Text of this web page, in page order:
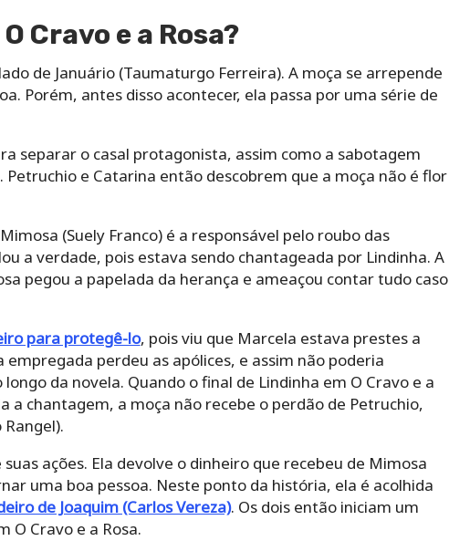
Cravo e a Rosa?
de Januário (Taumaturgo Ferreira). A moça se arrepende
Porém, antes disso acontecer, ela passa por uma série de
separar o casal protagonista, assim como a sabotagem
e Catarina então descobrem que a moça não é flor
(Suely Franco) é a responsável pelo roubo das
a verdade, pois estava sendo chantageada por Lindinha. A
pegou a papelada da herança e ameaçou contar tudo caso
para protegê-lo, pois viu que Marcela estava prestes a
perdeu as apólices, e assim não poderia
da novela. Quando o final de Lindinha em O Cravo e a
a chantagem, a moça não recebe o perdão de Petruchio,
ações. Ela devolve o dinheiro que recebeu de Mimosa
uma boa pessoa. Neste ponto da história, ela é acolhida
de Joaquim (Carlos Vereza). Os dois então iniciam um
O Cravo e a Rosa.